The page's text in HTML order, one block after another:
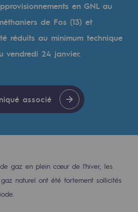
institutionnelles
d'avenir
et procédés
en GNL au
de Fos (13) et
réduits au minimum technique
vendredi 24 janvier.
associé
gaz en plein cœur de l'hiver, les
naturel ont été fortement sollicités